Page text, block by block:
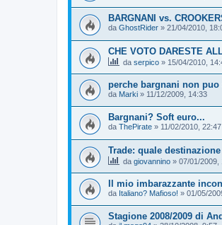
BARGNANI vs.
da GhostRider » 21/04/2010,
CHE VOTO DARESTE
da serpico » 15/04/2010,
perche bargnani non
da Marki » 11/12/2009, 14:33
Bargnani? Soft euro...
da ThePirate » 11/02/2010, 22:47
Trade: quale
da giovannino » 07/01/2009,
Il mio imbarazzante
da Italiano? Mafioso! » 01/05/
Stagione 2008/2009 di